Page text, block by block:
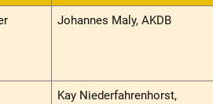
Johannes Maly, AKDB
Kay Niederfahrenhorst,